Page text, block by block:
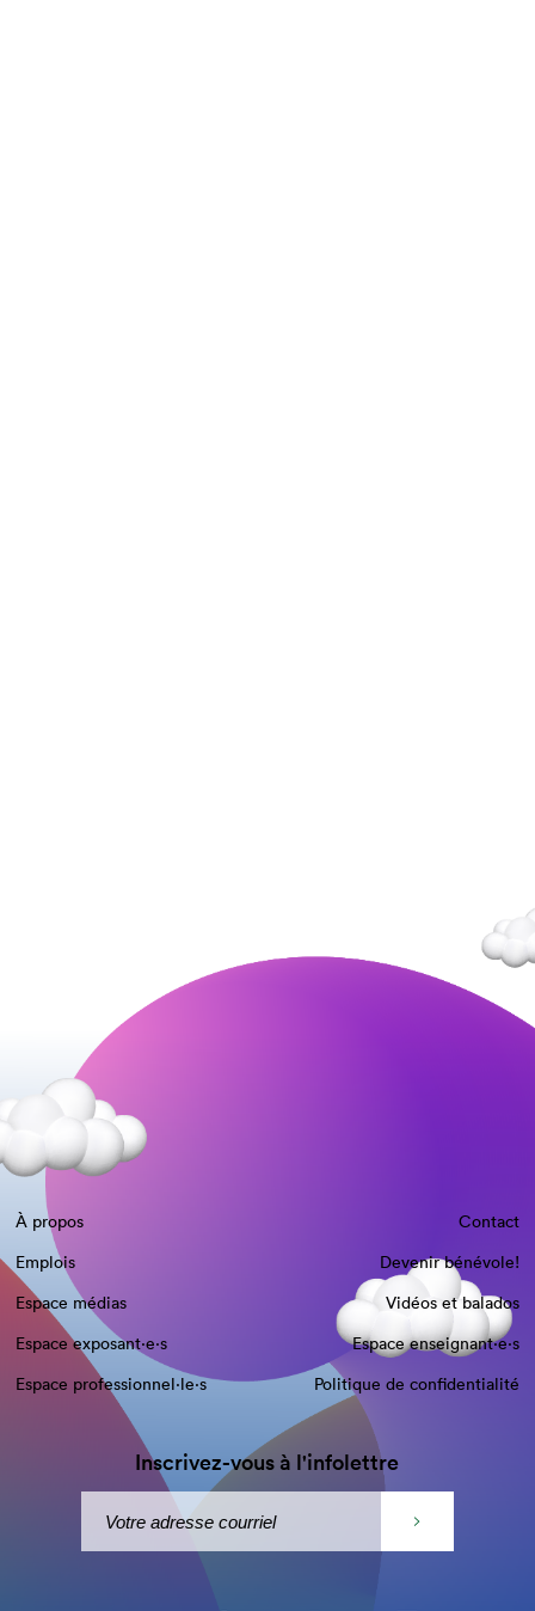
À propos
Contact
Emplois
Devenir bénévole!
Espace médias
Vidéos et balados
Espace exposant·e⋅s
Espace enseignant·e⋅s
Espace professionnel·le⋅s
Politique de confidentialité
Inscrivez-vous à l'infolettre